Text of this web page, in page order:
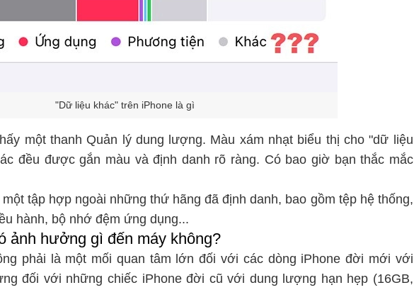
"Dữ liệu khác" trên iPhone là gì
một thanh Quản lý dung lượng. Màu xám nhạt biểu thị cho "dữ liệu
đều được gắn màu và định danh rõ ràng. Có bao giờ bạn thắc mắc
tập hợp ngoài những thứ hãng đã định danh, bao gồm tệp hệ thống,
hành, bộ nhớ đệm ứng dụng...
ảnh hưởng gì đến máy không?
phải là một mối quan tâm lớn đối với các dòng iPhone đời mới với
đối với những chiếc iPhone đời cũ với dung lượng hạn hẹp (16GB,